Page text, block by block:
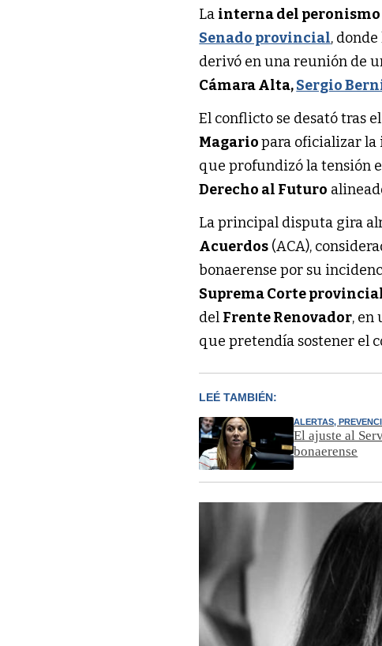
La interna del peronismo
Senado provincial,
derivó en una reunión de
Cámara Alta,Sergio
El conflicto se desató tras
Magariopara oficializar la
que profundizó la tensión
Derecho al Futuro
La principal disputa gira
Acuerdos (ACA),
bonaerense por su
Suprema Corte
del Frente Renovador, en
que pretendía sostener el
LEÉ TAMBIÉN:
ALERTAS,
El ajuste al
bonaerense